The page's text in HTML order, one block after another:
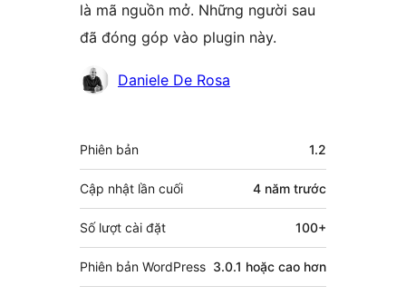
là mã nguồn mở. Những người sau
đã đóng góp vào plugin này.
Những
góp
Daniele De Rosa
Meta
Phiên bản 1.2
Cập nhật lần cuối 4 năm trước
Số lượt cài đặt 100+
Phiên bản WordPress 3.0.1 hoặc cao hơn